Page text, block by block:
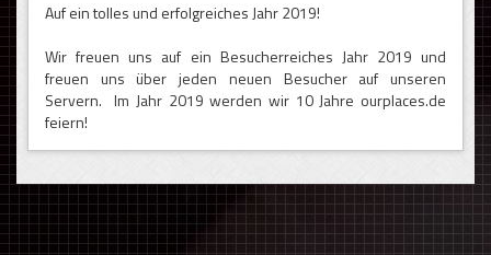
Auf ein tolles und erfolgreiches Jahr 2019!
Wir freuen uns auf ein Besucherreiches Jahr 2019 und
freuen uns über jeden neuen Besucher auf unseren
Servern. Im Jahr 2019 werden wir 10 Jahre ourplaces.de
feiern!